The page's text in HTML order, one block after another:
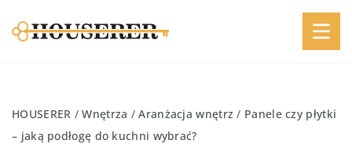
HOUSERER /Wnętrza /Aranżacja wnętrz / Panele czy płytki
– jaką podłogę do kuchni wybrać?